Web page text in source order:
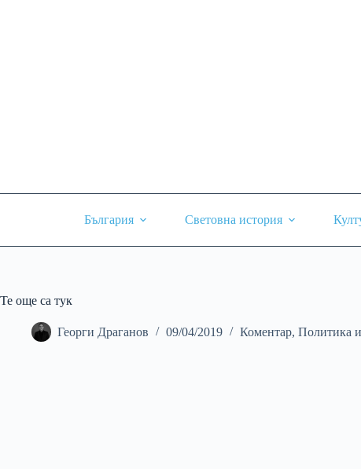
България Световна история
Те още са тук
Георги Драганов 09/04/2019 Коментар, Политика